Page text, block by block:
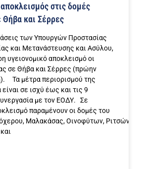
στις δομές
Θήβα και Σέρρες
των Υπουργών Προστασίας
και Μετανάστευσης και Ασύλου,
υγειονομικό αποκλεισμό οι
σε Θήβα και Σέρρες (πρώην
Τα μέτρα περιορισμού της
σε ισχύ έως και τις 9
με τον ΕΟΔΥ. Σε
παραμένουν οι δομές του
Μαλακάσας, Οινοφύτων, Ριτσώνας,